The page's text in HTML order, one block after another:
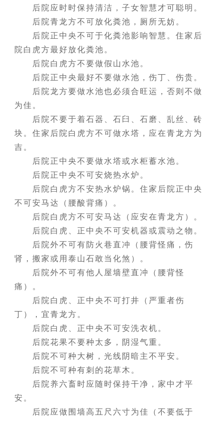
后院应时时保持清洁，子女智慧才可聪明。
后院青龙方不可放化粪池，厕所无妨。
后院正中央不可于化粪池影响智慧。住家后
院白虎方最好放化粪池。
后院白虎方不要做假山水池。
后院正中央最好不要做水池，伤丁、伤贵。
后院龙方要做水池也必须合旺运，否则不做
为佳。
后院不要于着石器、石臼、石磨、乱丝、砖
块。住家后院白虎方不可做水塔，应在青龙方为
吉。
后院正中央不要做水塔或水柜蓄水池。
后院正中央不可安烧热水炉。
后院白虎方不安热水炉锅。住家后院正中央
不可安马达（腰酸背痛）。
后院白虎方不可安马达（应安在青龙方）。
后院白虎、正中央不可安机器或震动之物。
后院外不可有防火巷直冲（腰背怪痛，伤
肾，搬家或用泰山石敢当化煞）。
后院外不可有他人屋墙壁直冲（腰背怪
痛）。
后院白虎、正中央不可打井（严重者伤
丁），宜青龙方。
后院白虎、正中央不可安洗衣机。
后院花果不要种太多，阴湿气重。
后院不可种大树，光线阴暗主不平安。
后院不可种有刺的花草木。
后院养六畜时应随时保持干净，家中才平
安。
后院应做围墙高五尺六寸为佳（不要低于